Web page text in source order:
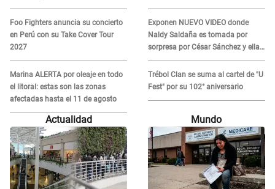
Foo Fighters anuncia su concierto
en Perú con su Take Cover Tour
2027
Marina ALERTA por oleaje en todo
el litoral: estas son las zonas
afectadas hasta el 11 de agosto
Exponen NUEVO VIDEO donde
Naldy Saldaña es tomada por
sorpresa por César Sánchez y ella
evidencia su REACCIÓN: Le agarró
la mano
Trébol Clan se suma al cartel de "U
Fest" por su 102° aniversario
Actualidad Mundo